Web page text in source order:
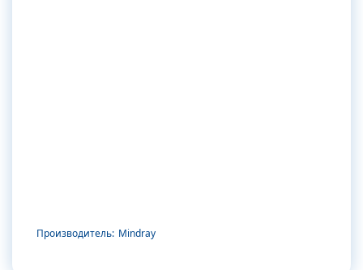
Производитель: Mindray